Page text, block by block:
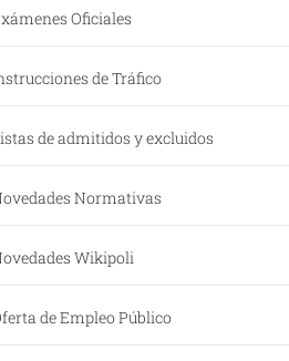
Oficiales
de Tráfico
de admitidos y excluidos
Normativas
Wikipoli
de Empleo Público